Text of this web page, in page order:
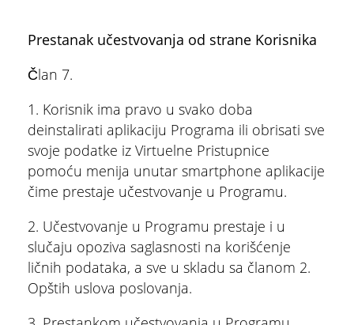
Prestanak učestvovanja od strane Korisnika
Član 7.
1. Korisnik ima pravo u svako doba
deinstalirati aplikaciju Programa ili obrisati sve
svoje podatke iz Virtuelne Pristupnice
pomoću menija unutar smartphone aplikacije
čime prestaje učestvovanje u Programu.
2. Učestvovanje u Programu prestaje i u
slučaju opoziva saglasnosti na korišćenje
ličnih podataka, a sve u skladu sa članom 2.
Opštih uslova poslovanja.